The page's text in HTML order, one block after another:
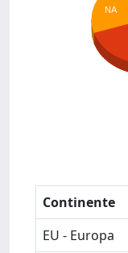
NA
Continente
EU - Europa